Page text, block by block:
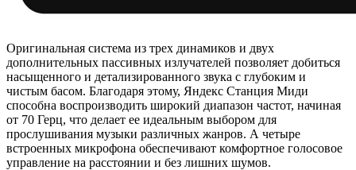
Оригинальная система из трех динамиков и двух
дополнительных пассивных излучателей позволяет добиться
насыщенного и детализированного звука с глубоким и
чистым басом. Благодаря этому, Яндекс Станция Миди
способна воспроизводить широкий диапазон частот, начиная
от 70 Герц, что делает ее идеальным выбором для
прослушивания музыки различных жанров. А четыре
встроенных микрофона обеспечивают комфортное голосовое
управление на расстоянии и без лишних шумов.